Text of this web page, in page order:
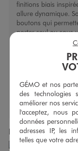
finitions biais
allure dynamique.
boutons qui
porter seul ou sous
Caractéristiques
Type de fermeture :
Produits achetés
GÉMO et nos
des
améliorer nos
l'acceptez, nous
données
adresses IP, les
telles que votre